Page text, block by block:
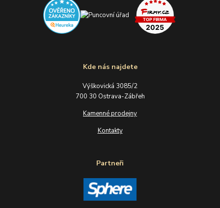
Kde nás najdete
Výškovická 3085/2
700 30 Ostrava-Zábřeh
Kamenné prodejny
Kontakty
Partneři